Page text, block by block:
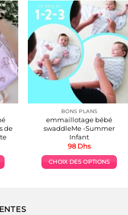
de
:
BONS PLANS
emmaillotage bébé
swaddleMe -Summer
Infant
98Dhs
CHOIX DES OPTIONS